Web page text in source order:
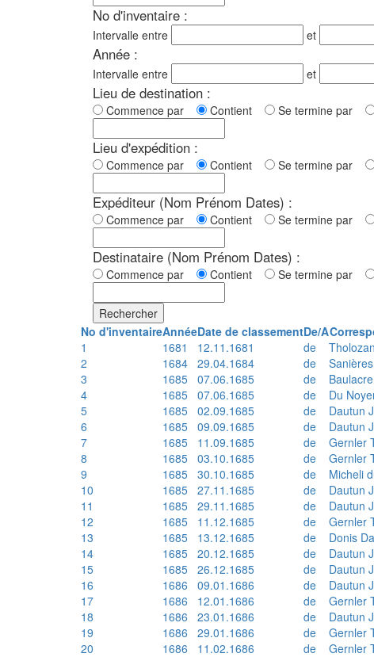
No d'inventaire :
Intervalle entre et
Année :
Intervalle entre et
Lieu de destination :
Commence par Contient Se termine par
Lieu d'expédition :
Commence par Contient Se termine par
Expéditeur (Nom Prénom Dates) :
Commence par Contient Se termine par
Destinataire (Nom Prénom Dates) :
Commence par Contient Se termine par
Rechercher
No d'inventaireAnnéeDate de classementDe/A
1
1681 12.11.1681 de
2
1684 29.04.1684 de
3
1685 07.06.1685 de
4
1685 07.06.1685 de Du
5
1685 02.09.1685 de Dautun
6
1685 09.09.1685 de Dautun
7
1685 11.09.1685 de Gernler
8
1685 03.10.1685 de Gernler
9
1685 30.10.1685 de Micheli
10
1685 27.11.1685 de Dautun
11
1685 29.11.1685 de Dautun
12
1685 11.12.1685 de Gernler
13
1685 13.12.1685 de Donis
14
1685 20.12.1685 de Dautun
15
1685 26.12.1685 de Dautun
16
1686 09.01.1686 de Dautun
17
1686 12.01.1686 de Gernler
18
1686 23.01.1686 de Dautun
19
1686 29.01.1686 de Gernler
20
1686 11.02.1686 de Gernler